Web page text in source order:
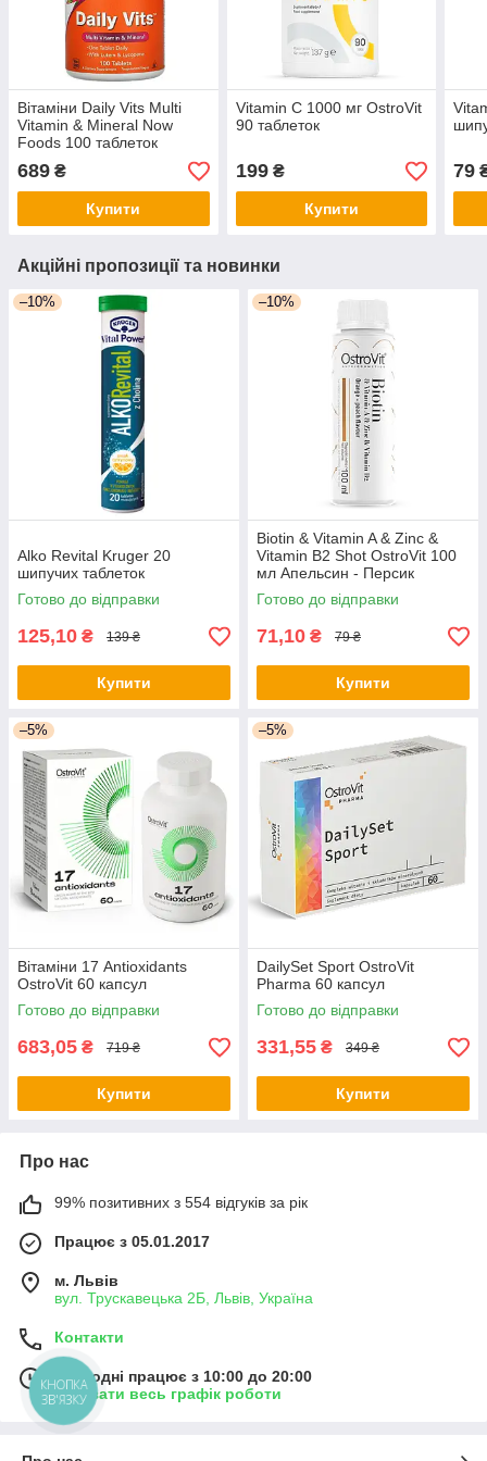
Вітаміни Daily Vits Multi
Vitamin & Mineral Now
Foods 100 таблеток
689 ₴
Купити
Vitamin C 1000 мг OstroVit
90 таблеток
199₴
Купити
79
Акційні пропозиції та новинки
–10%
Alko Revital Kruger 20
шипучих таблеток
Готово до відправки
125,10 ₴ 139 ₴
Купити
–10%
Biotin & Vitamin A & Zinc &
Vitamin B2 Shot OstroVit 100
мл Апельсин - Персик
Готово до відправки
71,10 ₴ 79 ₴
Купити
–5%
Вітаміни 17 Antioxidants
OstroVit 60 капсул
Готово до відправки
683,05 ₴ 719 ₴
Купити
–5%
DailySet Sport OstroVit
Pharma 60 капсул
Готово до відправки
331,55 ₴ 349 ₴
Купити
Про нас
99% позитивних з 554 відгуків за рік
Працює з 05.01.2017
м. Львів
вул. Трускавецька 2Б, Львів, Україна
Контакти
Сьогодні працює з 10:00 до 20:00
Показати весь графік роботи
КНОПКА
ЗВ'ЯЗКУ